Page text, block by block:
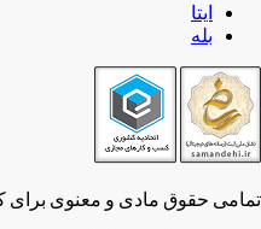
ایتا
بله
تمامی حقوق مادی و معنوی